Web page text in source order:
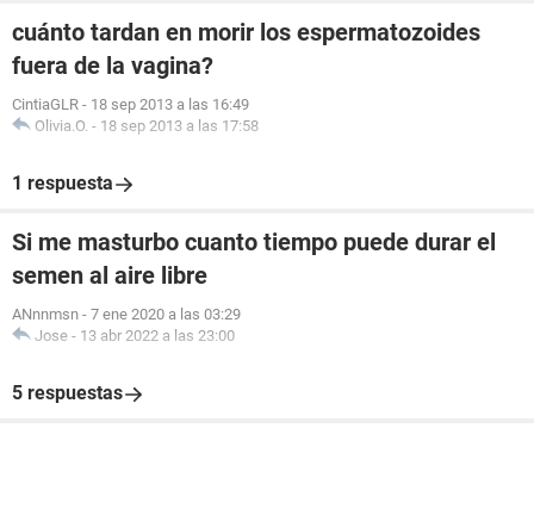
cuánto tardan en morir los espermatozoides
fuera de la vagina?
CintiaGLR - 18 sep 2013 a las 16:49
Olivia.O. - 18 sep 2013 a las 17:58
1 respuesta
Si me masturbo cuanto tiempo puede durar el
semen al aire libre
ANnnmsn - 7 ene 2020 a las 03:29
Jose - 13 abr 2022 a las 23:00
5 respuestas